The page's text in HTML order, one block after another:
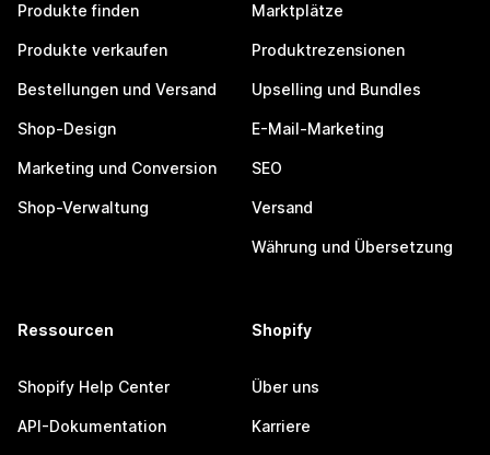
Produkte finden
Produkte verkaufen
Bestellungen und Versand
Shop-Design
Marketing und Conversion
Shop-Verwaltung
Marktplätze
Produktrezensionen
Upselling und Bundles
E-Mail-Marketing
SEO
Versand
Währung und Übersetzung
Ressourcen
Shopify Help Center
API-Dokumentation
Shopify
Über uns
Karriere